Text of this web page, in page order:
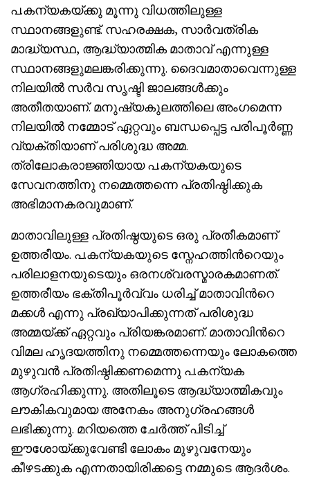
പ.കന്യകയ്ക്കു മൂന്നു വിധത്തിലുള്ള
സ്ഥാനങ്ങളുണ്ട്. സഹരക്ഷക, സാര്‍വത്രിക
മാദ്ധ്യസ്ഥ, ആദ്ധ്യാത്മിക മാതാവ് എന്നുള്ള
സ്ഥാനങ്ങളുമലങ്കരിക്കുന്നു. ദൈവമാതാവെന്നുള്ള
നിലയില്‍ സര്‍വ സൃഷ്ടി ജാലങ്ങള്‍ക്കും
അതീതയാണ്. മനുഷ്യകുലത്തിലെ അംഗമെന്ന
നിലയില്‍ നമ്മോട് ഏറ്റവും ബന്ധപ്പെട്ട പരിപൂര്‍ണ്ണ
വ്യക്തിയാണ് പരിശുദ്ധ അമ്മ.
ത്രിലോകരാജ്ഞിയായ പ.കന്യകയുടെ
സേവനത്തിനു നമ്മെത്തന്നെ പ്രതിഷ്ഠിക്കുക
അഭിമാനകരവുമാണ്.
മാതാവിലുള്ള പ്രതിഷ്ഠയുടെ ഒരു പ്രതീകമാണ്
ഉത്തരീയം. പ.കന്യകയുടെ സ്നേഹത്തിന്‍റെയും
പരിലാളനയുടെയും ഒരനശ്വരസ്മാരകമാണത്.
ഉത്തരീയം ഭക്തിപൂര്‍വ്വം ധരിച്ച് മാതാവിന്‍റെ
മക്കള്‍ എന്നു പ്രഖ്യാപിക്കുന്നത് പരിശുദ്ധ
അമ്മയ്ക്ക് ഏറ്റവും പ്രിയങ്കരമാണ്. മാതാവിന്‍റെ
വിമല ഹൃദയത്തിനു നമ്മെത്തന്നെയും ലോകത്തെ
മുഴുവന്‍ പ്രതിഷ്ഠിക്കണമെന്നു പ.കന്യക
ആഗ്രഹിക്കുന്നു. അതിലൂടെ ആദ്ധ്യാത്മികവും
ലൗകികവുമായ അനേകം അനുഗ്രഹങ്ങള്‍
ലഭിക്കുന്നു. മറിയത്തെ ചേര്‍ത്ത് പിടിച്ച്
ഈശോയ്ക്കുവേണ്ടി ലോകം മുഴുവനേയും
കീഴടക്കുക എന്നതായിരിക്കട്ടെ നമ്മുടെ ആദര്‍ശം.